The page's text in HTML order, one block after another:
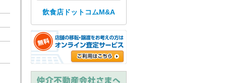
飲食店ドットコムM&A